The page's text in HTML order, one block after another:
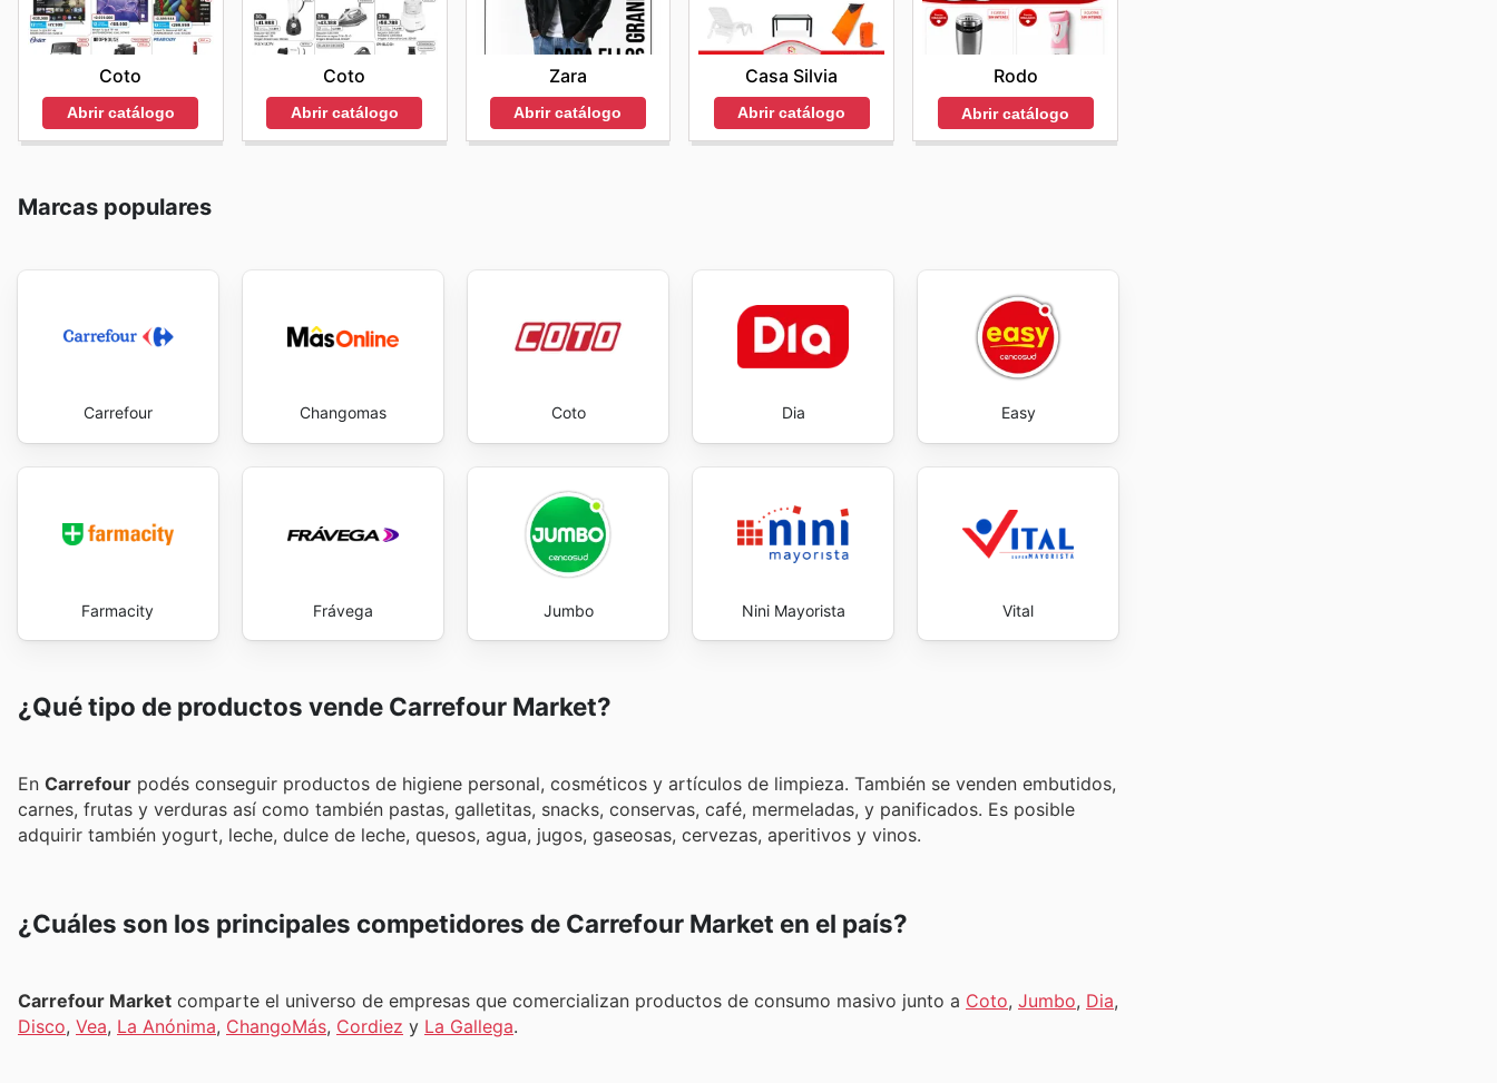
Coto
Abrir catálogo
Coto
Abrir catálogo
Zara
Abrir catálogo
Casa Silvia
Abrir catálogo
Rodo
Abrir catálogo
Marcas populares
Carrefour Changomas Coto Dia Easy
Farmacity Frávega Jumbo Nini Mayorista Vital
¿Qué tipo de productos vende Carrefour Market?
En Carrefour podés conseguir productos de higiene personal, cosméticos y artículos de limpieza. También se venden embutidos,
carnes, frutas y verduras así como también pastas, galletitas, snacks, conservas, café, mermeladas, y panificados. Es posible
adquirir también yogurt, leche, dulce de leche, quesos, agua, jugos, gaseosas, cervezas, aperitivos y vinos.
¿Cuáles son los principales competidores de Carrefour Market en el país?
Carrefour Market comparte el universo de empresas que comercializan productos de consumo masivo junto a Coto, Jumbo, Dia,
Disco, Vea, La Anónima, ChangoMás, Cordiez y La Gallega.